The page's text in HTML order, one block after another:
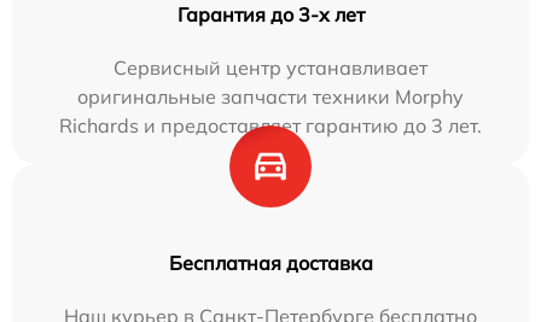
Гарантия до 3-х лет
Сервисный центр устанавливает
оригинальные запчасти техники Morphy
Richards и предоставляет гарантию до 3 лет.
Бесплатная доставка
Наш курьер в Санкт-Петербурге бесплатно